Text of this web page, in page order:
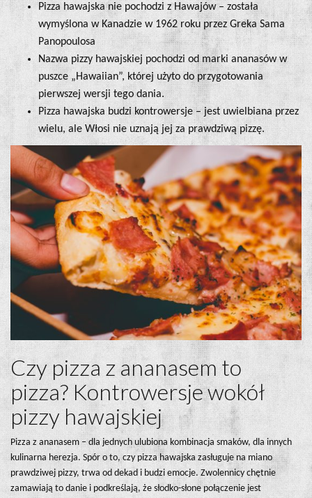
Pizza hawajska nie pochodzi z Hawajów – została
wymyślona w Kanadzie w 1962 roku przez Greka Sama
Panopoulosa
Nazwa pizzy hawajskiej pochodzi od marki ananasów w
puszce „Hawaiian”, której użyto do przygotowania
pierwszej wersji tego dania.
Pizza hawajska budzi kontrowersje – jest uwielbiana przez
wielu, ale Włosi nie uznają jej za prawdziwą pizzę.
Czy pizza z ananasem to
pizza? Kontrowersje wokół
pizzy hawajskiej
Pizza z ananasem – dla jednych ulubiona kombinacja smaków, dla innych
kulinarna herezja. Spór o to, czy pizza hawajska zasługuje na miano
prawdziwej pizzy, trwa od dekad i budzi emocje. Zwolennicy chętnie
zamawiają to danie i podkreślają, że słodko-słone połączenie jest